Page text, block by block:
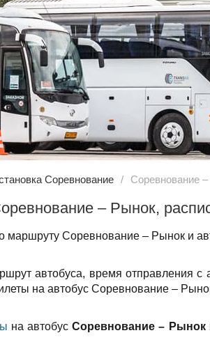
Соревнование Соревнование
– Рынок,
маршруту Соревнование – Рынок и
автобуса, время отправления с
на автобус Соревнование –
на автобусСоревнование – Рынок